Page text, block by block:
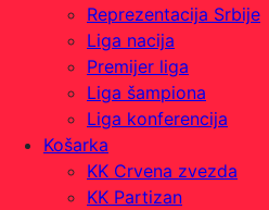
Reprezentacija Srbije
Liga nacija
Premijer liga
Liga šampiona
Liga konferencija
Košarka
KK Crvena zvezda
KK Partizan